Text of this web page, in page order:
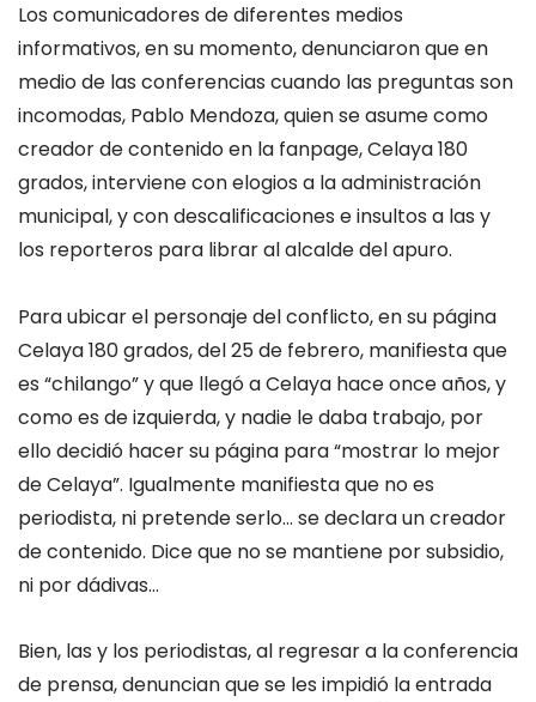
Los comunicadores de diferentes medios
informativos, en su momento, denunciaron que en
medio de las conferencias cuando las preguntas son
incomodas, Pablo Mendoza, quien se asume como
creador de contenido en la fanpage, Celaya 180
grados, interviene con elogios a la administración
municipal, y con descalificaciones e insultos a las y
los reporteros para librar al alcalde del apuro.
Para ubicar el personaje del conflicto, en su página
Celaya 180 grados, del 25 de febrero, manifiesta que
es “chilango” y que llegó a Celaya hace once años, y
como es de izquierda, y nadie le daba trabajo, por
ello decidió hacer su página para “mostrar lo mejor
de Celaya”. Igualmente manifiesta que no es
periodista, ni pretende serlo… se declara un creador
de contenido. Dice que no se mantiene por subsidio,
ni por dádivas…
Bien, las y los periodistas, al regresar a la conferencia
de prensa, denuncian que se les impidió la entrada